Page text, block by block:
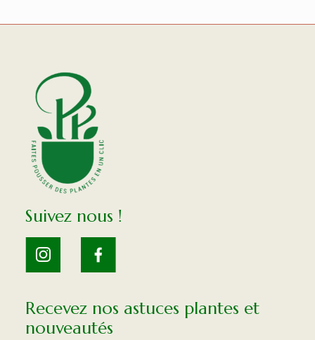
Suivez nous !
Recevez nos astuces plantes et
nouveautés